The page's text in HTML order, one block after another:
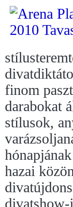
finom
darabokat
stílusok,
hazai
divatshow-